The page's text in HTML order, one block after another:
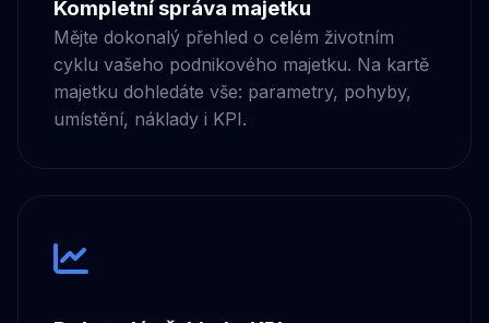
Kompletní správa majetku
Mějte dokonalý přehled o celém životním
cyklu vašeho podnikového majetku. Na kartě
majetku dohledáte vše: parametry, pohyby,
umístění, náklady i KPI.